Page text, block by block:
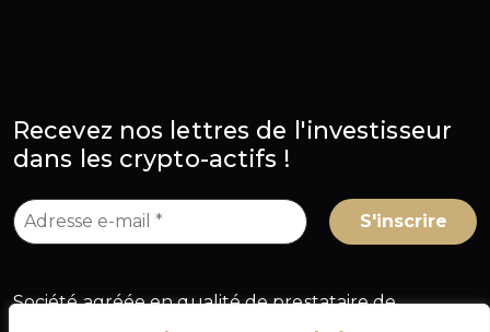
Recevez nos lettres de l'investisseur
dans les crypto-actifs !
Société agréée en qualité de prestataire de